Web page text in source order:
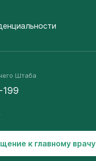
Штаба
к главному врачу